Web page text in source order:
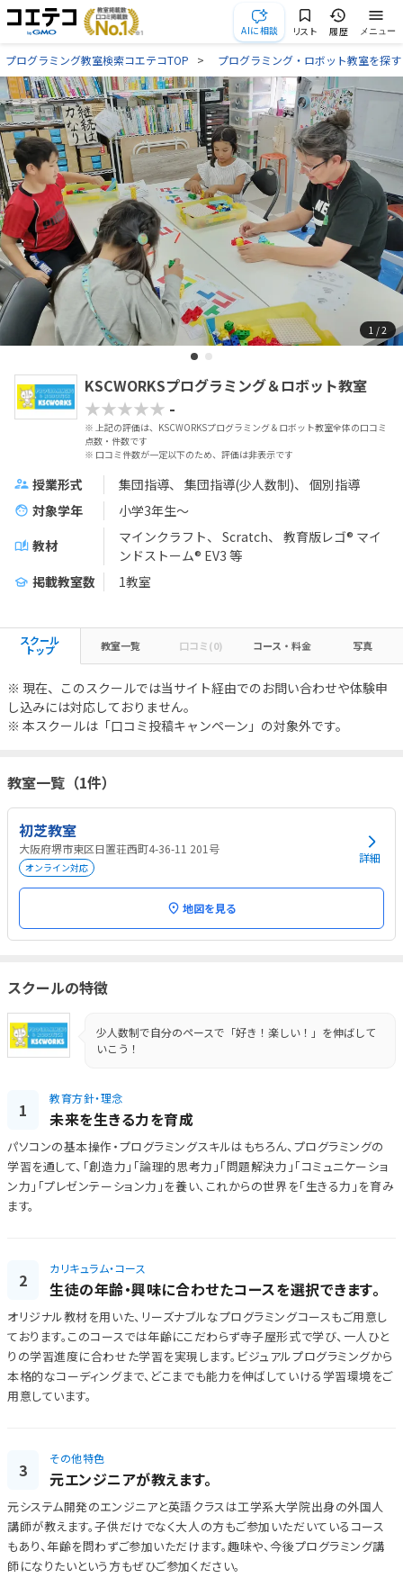
AIに相談 リスト 履歴 メニュー
プログラミング教室検索コエテコTOP プログラミング・ロボット教室を探す
1 / 2
KSCWORKSプログラミング＆ロボット教室
★★★★★ -
※ 上記の評価は、KSCWORKSプログラミング＆ロボット教室全体の口コミ
点数・件数です
※ 口コミ件数が一定以下のため、評価は非表示です
授業形式 集団指導 集団指導(少人数制)
個別指導
対象学年
小学3年生～
教材
マインクラフト Scratch
教育版レゴ® マイ
ンドストーム® EV3 等
掲載教室数
1教室
スクール
トップ 教室一覧 口コミ(0) コース・料金 写真
※ 現在、このスクールでは当サイト経由でのお問い合わせや体験申
し込みには対応しておりません。
※ 本スクールは「口コミ投稿キャンペーン」の対象外です。
教室一覧（1件）
初芝教室
大阪府堺市東区日置荘西町4-36-11 201号
オンライン対応
詳細
地図を見る
スクールの特徴
少人数制で自分のペースで「好き！楽しい！」を伸ばして
いこう！
1
教育方針・理念
未来を生きる力を育成
パソコンの基本操作・プログラミングスキルはもちろん、プログラミングの
学習を通して、「創造力」「論理的思考力」「問題解決力」「コミュニケーショ
ン力」「プレゼンテーション力」を養い、これからの世界を「生きる力」を育み
ます。
2
カリキュラム・コース
生徒の年齢・興味に合わせたコースを選択できます。
オリジナル教材を用いた、リーズナブルなプログラミングコースもご用意し
ております。このコースでは年齢にこだわらず寺子屋形式で学び、一人ひと
りの学習進度に合わせた学習を実現します。ビジュアルプログラミングから
本格的なコーディングまで、どこまでも能力を伸ばしていける学習環境をご
用意しています。
3
その他特色
元エンジニアが教えます。
元システム開発のエンジニアと英語クラスは工学系大学院出身の外国人
講師が教えます。子供だけでなく大人の方もご参加いただいているコース
もあり、年齢を問わずご参加いただけます。趣味や、今後プログラミング講
師になりたいという方もぜひご参加ください。